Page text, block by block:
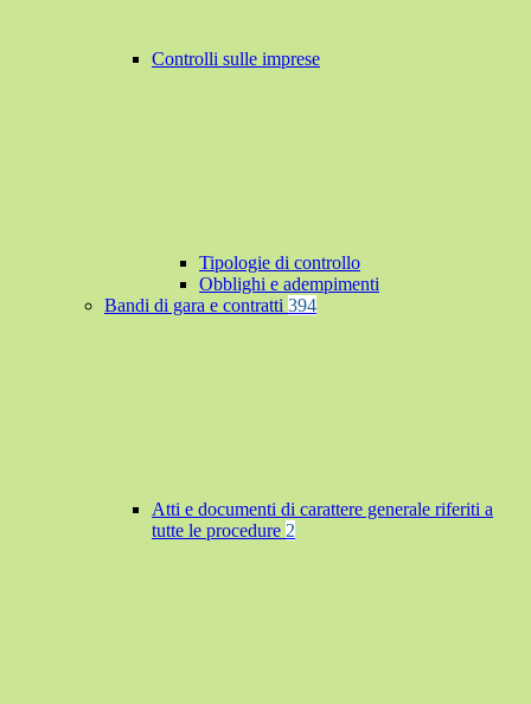
Controlli sulle imprese
Tipologie di controllo
Obblighi e adempimenti
Bandi di gara e contratti 394
Atti e documenti di carattere generale riferiti a
tutte le procedure 2